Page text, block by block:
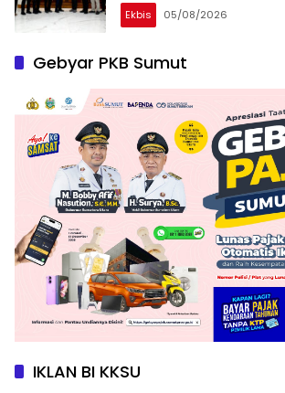
Ekbis 05/08/2026
Gebyar PKB Sumut
IKLAN BI KKSU